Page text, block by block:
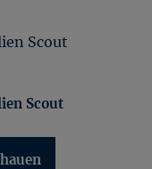
Arnstadt
Sömmerda
Scout